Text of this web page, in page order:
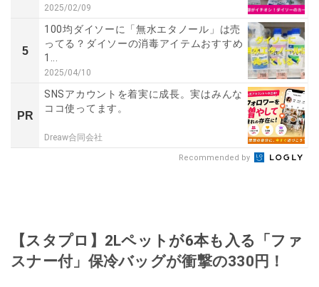
2025/02/09
5
100均ダイソーに「無水エタノール」は売
ってる？ダイソーの消毒アイテムおすすめ
1...
2025/04/10
PR
SNSアカウントを着実に成長。実はみんな
ココ使ってます。
Dreaw合同会社
Recommended by
【スタプロ】2Lペットが6本も入る「ファ
スナー付」保冷バッグが衝撃の330円！